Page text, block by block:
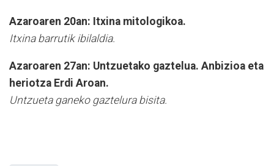
Azaroaren 20an: Itxina mitologikoa.
Itxina barrutik ibilaldia.
Azaroaren 27an: Untzuetako gaztelua. Anbizioa eta
heriotza Erdi Aroan.
Untzueta ganeko gaztelura bisita.